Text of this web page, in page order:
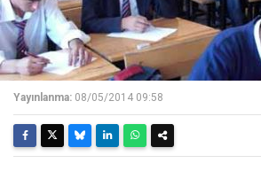
Yayınlanma: 08/05/2014 09:58